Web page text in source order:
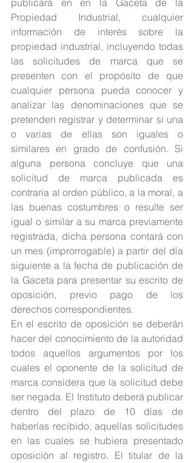
publicará en en la Gaceta de la
Propiedad Industrial, cualquier
información de interés sobre la
propiedad industrial, incluyendo todas
las solicitudes de marca que se
presenten con el propósito de que
cualquier persona pueda conocer y
analizar las denominaciones que se
pretenden registrar y determinar si una
o varias de ellas son iguales o
similares en grado de confusión. Si
alguna persona concluye que una
solicitud de marca publicada es
contraria al orden público, a la moral, a
las buenas costumbres o resulte ser
igual o similar a su marca previamente
registrada, dicha persona contará con
un mes (improrrogable) a partir del día
siguiente a la fecha de publicación de
la Gaceta para presentar su escrito de
oposición, previo pago de los
derechos correspondientes.
En el escrito de oposición se deberán
hacer del conocimiento de la autoridad
todos aquellos argumentos por los
cuales el oponente de la solicitud de
marca considera que la solicitud debe
ser negada. El Instituto deberá publicar
dentro del plazo de 10 días de
haberlas recibido, aquellas solicitudes
en las cuales se hubiera presentado
oposición al registro. El titular de la